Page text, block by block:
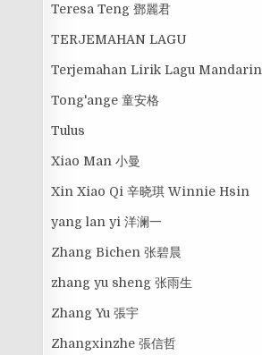
Teresa Teng 鄧麗君
TERJEMAHAN LAGU
Terjemahan Lirik Lagu Mandarin
Tong'ange 童安格
Tulus
Xiao Man 小曼
Xin Xiao Qi 辛晓琪 Winnie Hsin
yang lan yi 洋澜一
Zhang Bichen 张碧晨
zhang yu sheng 张雨生
Zhang Yu 張宇
Zhangxinzhe 張信哲